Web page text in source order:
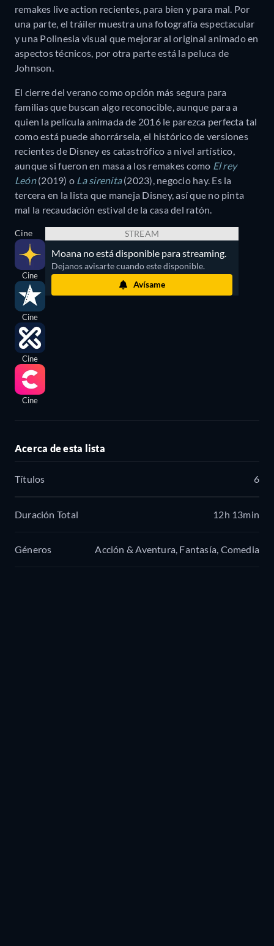
remakes live action recientes, para bien y para mal. Por
una parte, el tráiler muestra una fotografía espectacular
y una Polinesia visual que mejorar al original animado en
aspectos técnicos, por otra parte está la peluca de
Johnson.
El cierre del verano como opción más segura para
familias que buscan algo reconocible, aunque para a
quien la película animada de 2016 le parezca perfecta tal
como está puede ahorrársela, el histórico de versiones
recientes de Disney es catastrófico a nivel artístico,
aunque si fueron en masa a los remakes como El rey
León(2019) o La sirenita(2023), negocio hay. Es la
tercera en la lista que maneja Disney, así que no pinta
mal la recaudación estival de la casa del ratón.
Cine
Cine
Cine
Cine
Cine
STREAM
Moana no está disponible para streaming.
Dejanos avisarte cuando este disponible.
Avísame
Acerca de esta lista
Títulos 6
Duración Total 12h 13min
Géneros Acción & Aventura, Fantasía, Comedia